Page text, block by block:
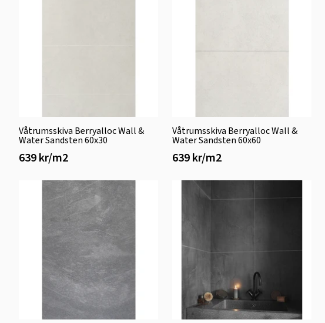
Våtrumsskiva Berryalloc Wall &
Water Sandsten 60x30
639 kr/m2
Våtrumsskiva Berryalloc Wall &
Water Sandsten 60x60
639 kr/m2